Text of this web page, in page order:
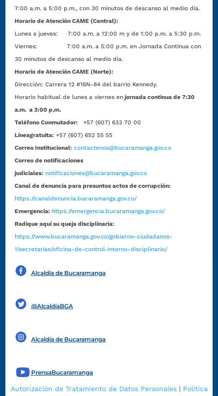
7:00 a.m. a 5:00 p.m., con 30 minutos de descanso al medio día.
Horario de Atención CAME (Central):
Lunes a jueves: 7:00 a.m. a 12:00 m y de 1:00 p.m. a 5:30 p.m.
Viernes: 7:00 a.m. a 5:00 p.m. en Jornada Continua con
30 minutos de descanso al medio día.
Horario de Atención CAME (Norte):
Dirección:Carrera 12 #16N-84 del barrio Kennedy.
Horario habitual de lunes a viernes en jornada continua de 7:30
a.m. a 3:00 p.m.
Teléfono Conmutador:
+57 (607) 633 70 00
Líneagratuita: +57 (607) 652 55 55
Correo Institucional: contactenos@bucaramanga.gov.co
Correo de notificaciones
judiciales: notificaciones@bucaramanga.gov.co
Canal de denuncia para presuntos actos de corrupción:
https://canaldenuncia.bucaramanga.gov.co/
Emergencia: https://emergencia.bucaramanga.gov.co/
Radique aquí su queja disciplinaria:
https://www.bucaramanga.gov.co/gobierno-ciudadanos-
1/secretarias/oficina-de-control-interno-disciplinario/
Alcaldía de Bucaramanga
@AlcaldíaBGA
Alcaldía de Bucaramanga
PrensaBucaramanga
Autorización de Tratamiento de Datos Personales| Política